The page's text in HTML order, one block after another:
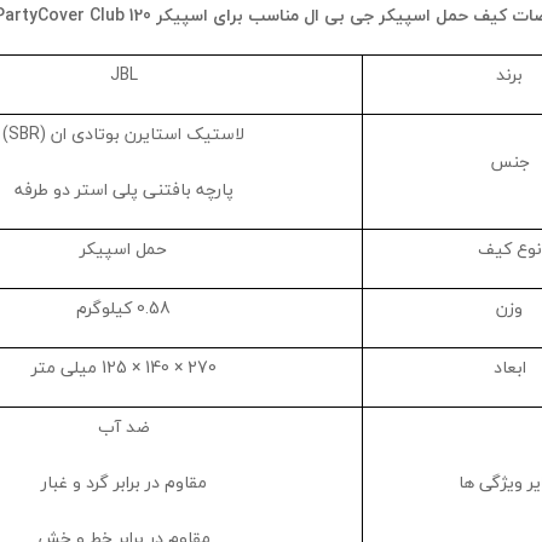
کیف حمل اسپیکر جی بی ال مناسب برای اسپیکر Club 120
برند
JBL
جنس
لاستیک استایرن بوتادی ان (SBR)
پارچه بافتنی پلی استر دو طرفه
نوع کیف
حمل اسپیکر
وزن
0.58 کیلوگرم
ابعاد
270 × 140 × 125 میلی متر
ویژگی ها
ضد آب
مقاوم در برابر گرد و غبار